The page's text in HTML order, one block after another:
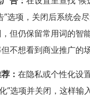
”选项，关闭后系统会
但仍保留常用词的智
不想看到商业推广的场
： 在隐私或个性化设
”选项并关闭，这样输